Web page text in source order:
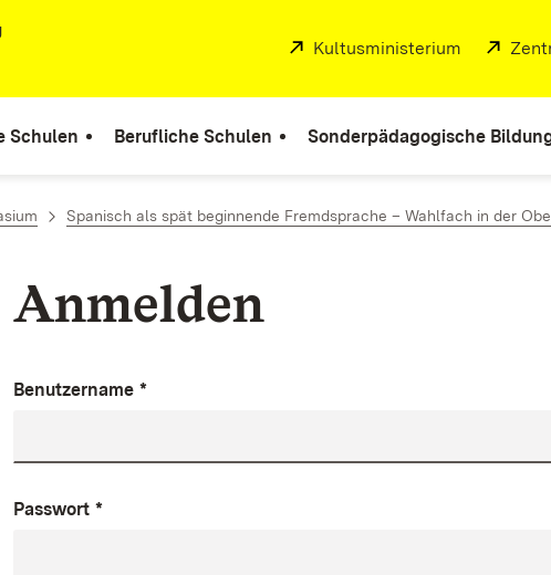
Extern:
Kultusministerium (Öffnet in
Schulen Berufliche Schulen Sonderpädagogische
Spanisch als spät beginnende Fremdsprache – Wahlfach in der
Anmelden
Benutzername *
Passwort *